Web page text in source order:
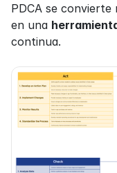
PDCA se
en una
continua.